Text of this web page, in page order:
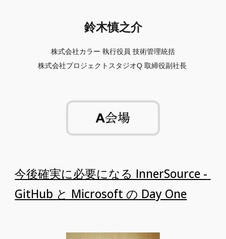
鈴木慎之介
株式会社カラー 執行役員 技術管理統括
株式会社プロジェクトスタジオQ 取締役副社長
今後確実に必要になる InnerSource -
GitHub と Microsoft の Day One